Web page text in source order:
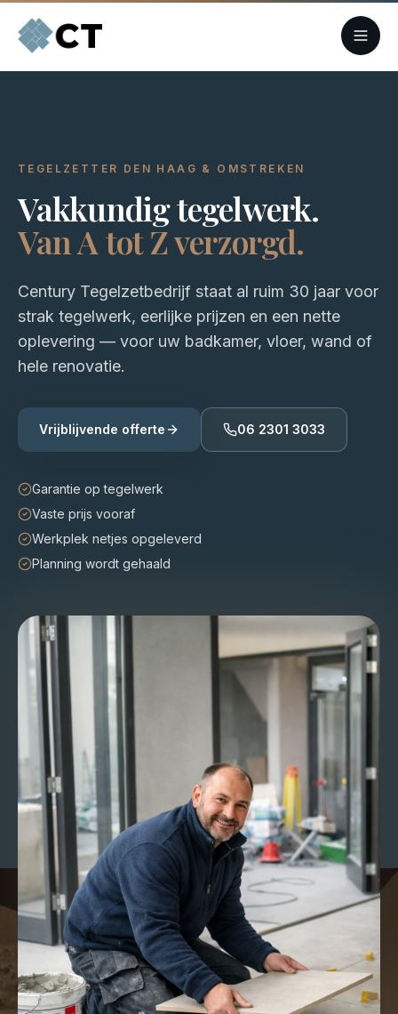
TEGELZETTER DEN HAAG & OMSTREKEN
Vakkundig tegelwerk.
Van A tot Z verzorgd.
Century Tegelzetbedrijf staat al ruim 30 jaar voor
strak tegelwerk, eerlijke prijzen en een nette
oplevering — voor uw badkamer, vloer, wand of
hele renovatie.
Vrijblijvende offerte 06 2301 3033
Garantie op tegelwerk
Vaste prijs vooraf
Werkplek netjes opgeleverd
Planning wordt gehaald